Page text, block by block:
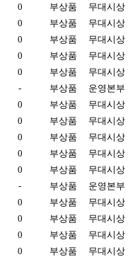
0 부상품
무대시상
0 부상품
무대시상
0 부상품
무대시상
0 부상품
무대시상
0 부상품
무대시상
- 부상품 운영본부
0 부상품
무대시상
0 부상품
무대시상
0 부상품
무대시상
0 부상품
무대시상
0 부상품
무대시상
- 부상품 운영본부
0 부상품
무대시상
0 부상품
무대시상
0 부상품
무대시상
0 부상품
무대시상